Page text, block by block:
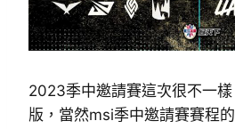
2023季中邀請賽這次很不一
版，當然msi季中邀請賽賽程